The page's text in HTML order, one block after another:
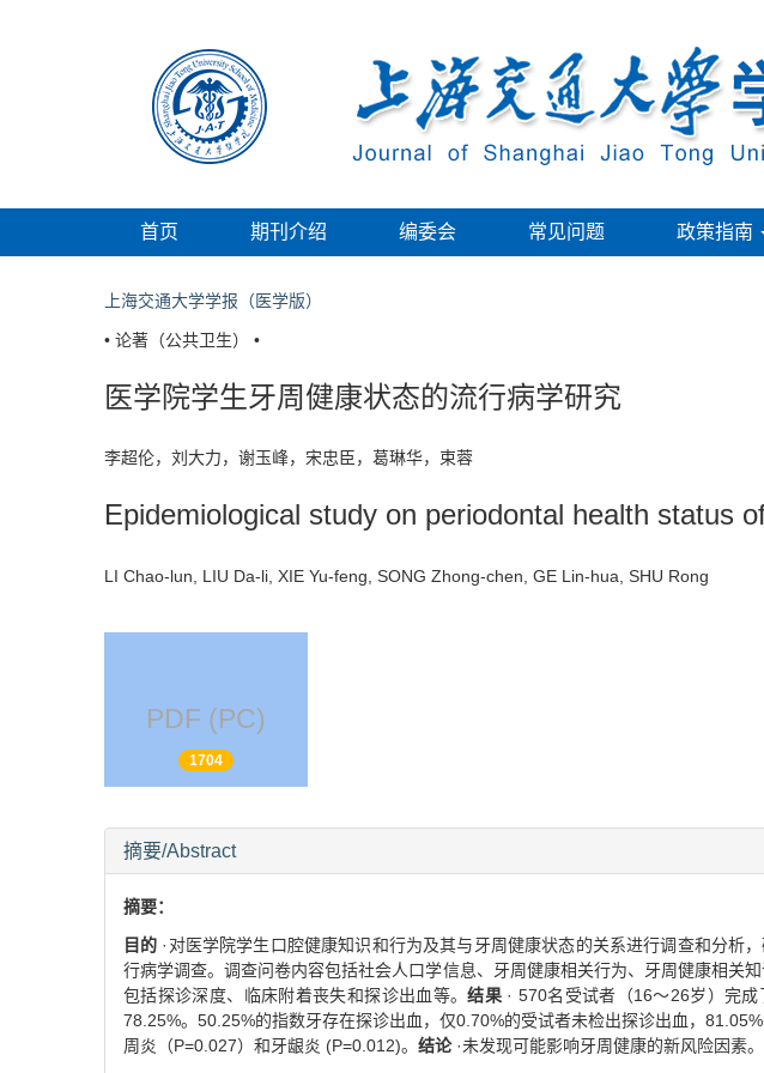
首页 期刊介绍 编委会 常见问题 政策指南
上海交通大学学报（医学版）
• 论著（公共卫生） •
医学院学生牙周健康状态的流行病学研究
李超伦，刘大力，谢玉峰，宋忠臣，葛琳华，束蓉
Epidemiological study on periodontal health status
LI Chao-lun, LIU Da-li, XIE Yu-feng, SONG Zhong-chen, GE Lin-hua, SHU Rong
PDF (PC)
摘要/Abstract
摘要：
目的·对医学院学生口腔健康知识和行为及其与牙周健康状态的关系进行调查和分析
行病学调查。调查问卷内容包括社会人口学信息、牙周健康相关行为、牙周健康相
包括探诊深度、临床附着丧失和探诊出血等。结果· 570名受试者（16～26岁）完成